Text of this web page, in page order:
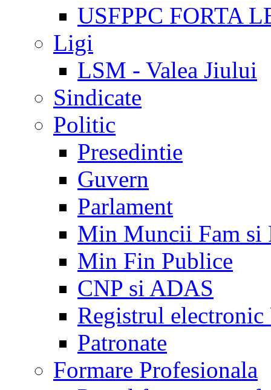
USFPPC FORTA
Ligi
LSM - Valea Jiului
Sindicate
Politic
Presedintie
Guvern
Parlament
Min Muncii Fam si
Min Fin Publice
CNP si ADAS
Registrul electronic
Patronate
Formare Profesionala